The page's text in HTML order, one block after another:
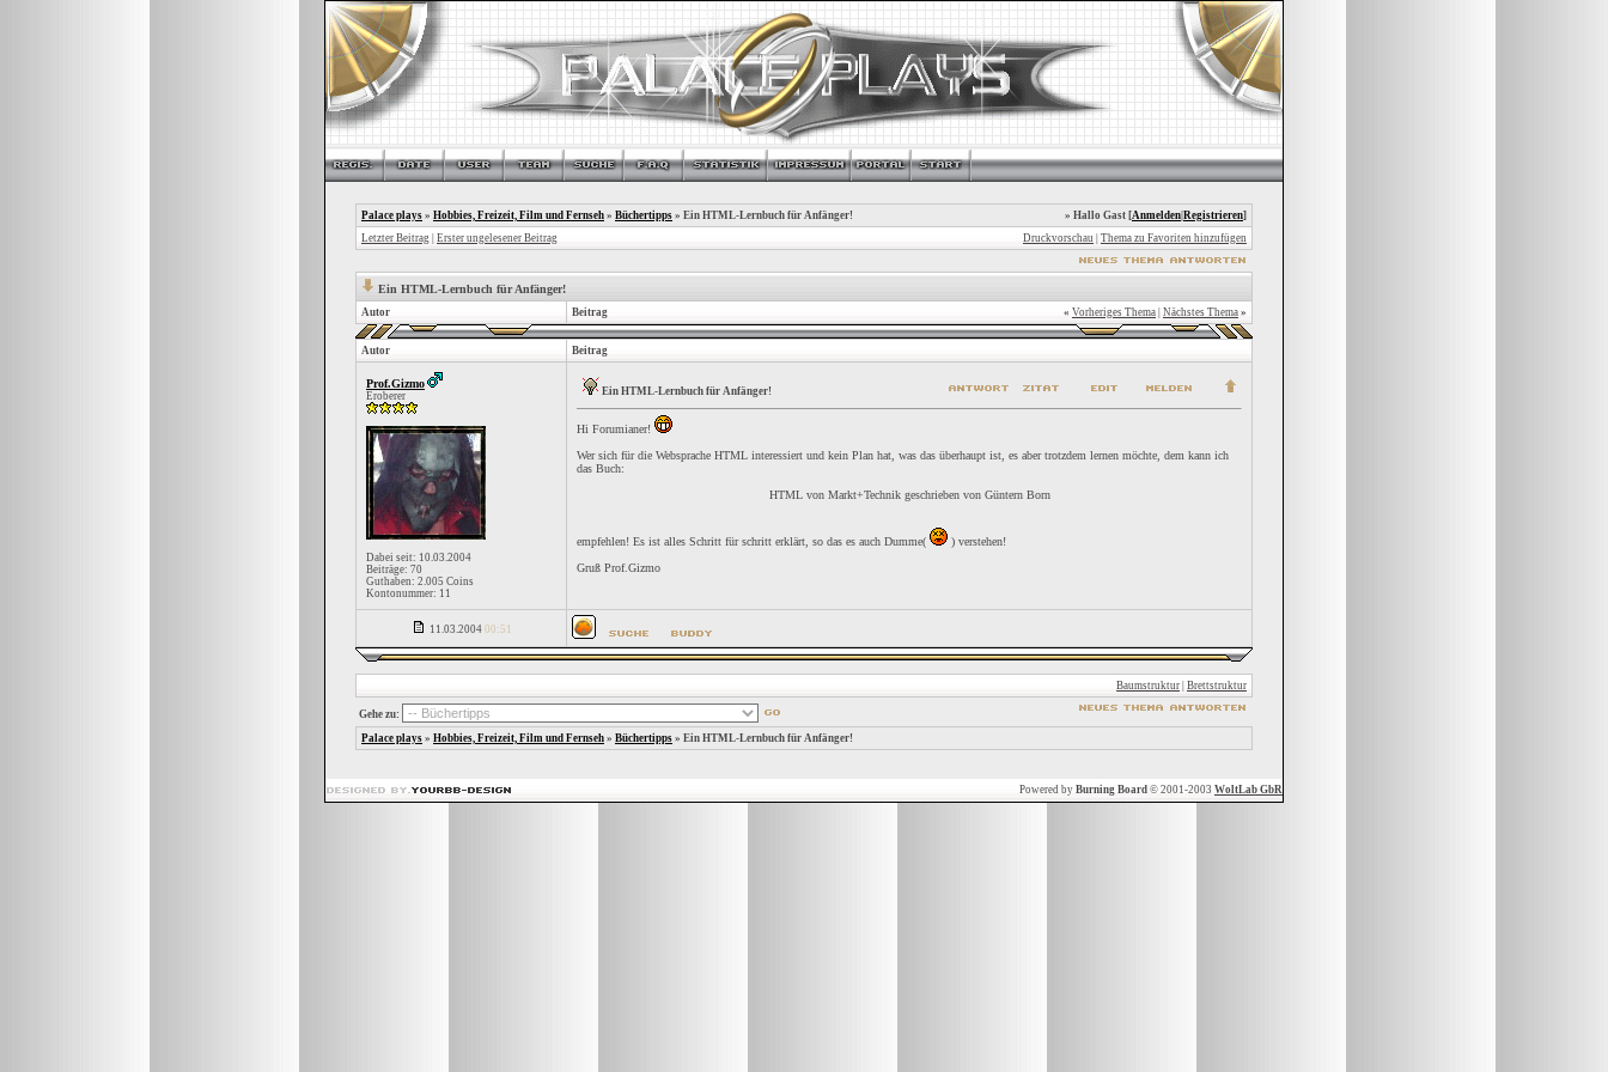
Palace plays » Hobbies, Freizeit, Film und Fernseh » Büchertipps » Ein HTML-Lernbuch für Anfänger! » Hallo Gast [Anmelden Registrieren]
Letzter Beitrag Erster ungelesener Beitrag Druckvorschau Thema zu Favoriten hinzufügen
Ein HTML-Lernbuch für Anfänger!
Autor Beitrag « Vorheriges Thema Nächstes Thema »
Autor Beitrag
Prof.Gizmo
Eroberer
Dabei seit: 10.03.2004
Beiträge: 70
Guthaben: 2.005 Coins
Kontonummer: 11
Ein HTML-Lernbuch für Anfänger!
Hi Forumianer!
Wer sich für die Websprache HTML interessiert und kein Plan hat, was das überhaupt ist, es aber trotzdem lernen möchte, dem kann ich
das Buch:
HTML von Markt+Technik geschrieben von Güntern Born
empfehlen! Es ist alles Schritt für schritt erklärt, so das es auch Dumme(
) verstehen!
Gruß Prof.Gizmo
11.03.2004 00:51
Baumstruktur Brettstruktur
Gehe zu:
Palace plays » Hobbies, Freizeit, Film und Fernseh » Büchertipps » Ein HTML-Lernbuch für Anfänger!
Powered by Burning Board © 2001-2003 WoltLab GbR